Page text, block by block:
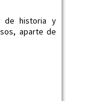
de historia y
aparte de